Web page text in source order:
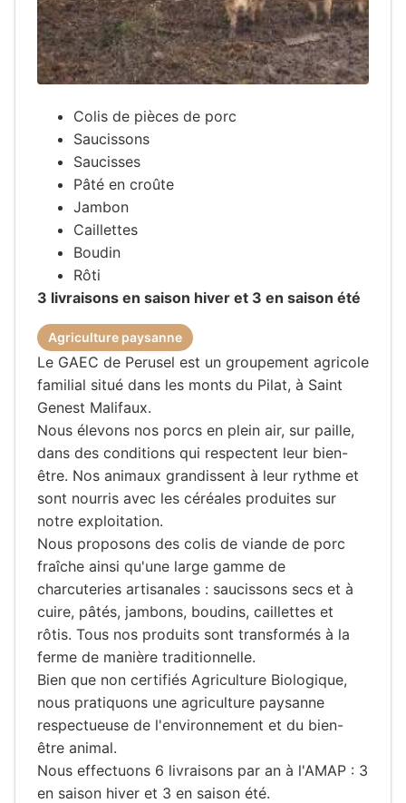
Colis de pièces de porc
Saucissons
Saucisses
Pâté en croûte
Jambon
Caillettes
Boudin
Rôti
3 livraisons en saison hiver et 3 en saison été
Agriculture paysanne
Le GAEC de Perusel est un groupement agricole
familial situé dans les monts du Pilat, à Saint
Genest Malifaux.
Nous élevons nos porcs en plein air, sur paille,
dans des conditions qui respectent leur bien-
être. Nos animaux grandissent à leur rythme et
sont nourris avec les céréales produites sur
notre exploitation.
Nous proposons des colis de viande de porc
fraîche ainsi qu'une large gamme de
charcuteries artisanales : saucissons secs et à
cuire, pâtés, jambons, boudins, caillettes et
rôtis. Tous nos produits sont transformés à la
ferme de manière traditionnelle.
Bien que non certifiés Agriculture Biologique,
nous pratiquons une agriculture paysanne
respectueuse de l'environnement et du bien-
être animal.
Nous effectuons 6 livraisons par an à l'AMAP : 3
en saison hiver et 3 en saison été.